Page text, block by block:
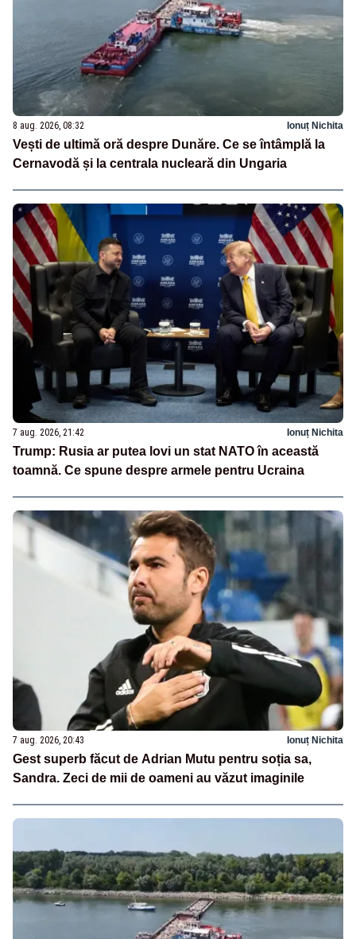
8 aug. 2026, 08:32 Ionuț Nichita
Vești de ultimă oră despre Dunăre. Ce se întâmplă la
Cernavodă și la centrala nucleară din Ungaria
7 aug. 2026, 21:42 Ionuț Nichita
Trump: Rusia ar putea lovi un stat NATO în această
toamnă. Ce spune despre armele pentru Ucraina
7 aug. 2026, 20:43 Ionuț Nichita
Gest superb făcut de Adrian Mutu pentru soția sa,
Sandra. Zeci de mii de oameni au văzut imaginile